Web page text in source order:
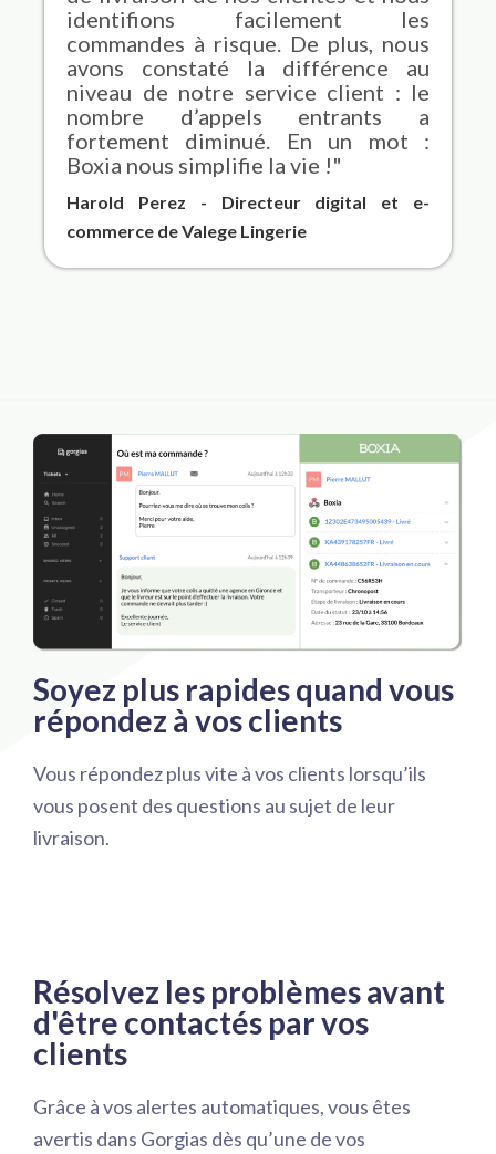
identifions facilement les
commandes à risque. De plus, nous
avons constaté la différence au
niveau de notre service client : le
nombre d’appels entrants a
fortement diminué. En un mot :
Boxia nous simplifie la vie !"
Harold Perez - Directeur digital et e-
commerce de Valege Lingerie
Soyez plus rapides quand vous
répondez à vos clients
Vous répondez plus vite à vos clients lorsqu’ils
vous posent des questions au sujet de leur
livraison.
Résolvez les problèmes avant
d'être contactés par vos
clients
Grâce à vos alertes automatiques, vous êtes
avertis dans Gorgias dès qu’une de vos